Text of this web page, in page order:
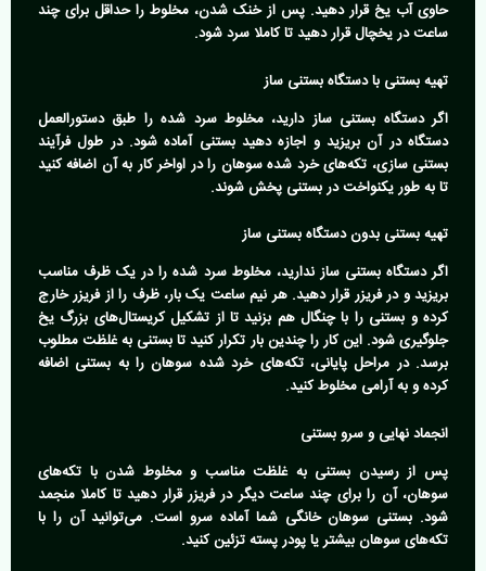
حاوی آب یخ قرار دهید. پس از خنک شدن، مخلوط را حداقل برای چند
ساعت در یخچال قرار دهید تا کاملا سرد شود.
تهیه بستنی با دستگاه بستنی ساز
اگر دستگاه بستنی ساز دارید، مخلوط سرد شده را طبق دستورالعمل
دستگاه در آن بریزید و اجازه دهید بستنی آماده شود. در طول فرآیند
بستنی سازی، تکه‌های خرد شده سوهان را در اواخر کار به آن اضافه کنید
تا به طور یکنواخت در بستنی پخش شوند.
تهیه بستنی بدون دستگاه بستنی ساز
اگر دستگاه بستنی ساز ندارید، مخلوط سرد شده را در یک ظرف مناسب
بریزید و در فریزر قرار دهید. هر نیم ساعت یک بار، ظرف را از فریزر خارج
کرده و بستنی را با چنگال هم بزنید تا از تشکیل کریستال‌های بزرگ یخ
جلوگیری شود. این کار را چندین بار تکرار کنید تا بستنی به غلظت مطلوب
برسد. در مراحل پایانی، تکه‌های خرد شده سوهان را به بستنی اضافه
کرده و به آرامی مخلوط کنید.
انجماد نهایی و سرو بستنی
پس از رسیدن بستنی به غلظت مناسب و مخلوط شدن با تکه‌های
سوهان، آن را برای چند ساعت دیگر در فریزر قرار دهید تا کاملا منجمد
شود. بستنی سوهان خانگی شما آماده سرو است. می‌توانید آن را با
تکه‌های سوهان بیشتر یا پودر پسته تزئین کنید.